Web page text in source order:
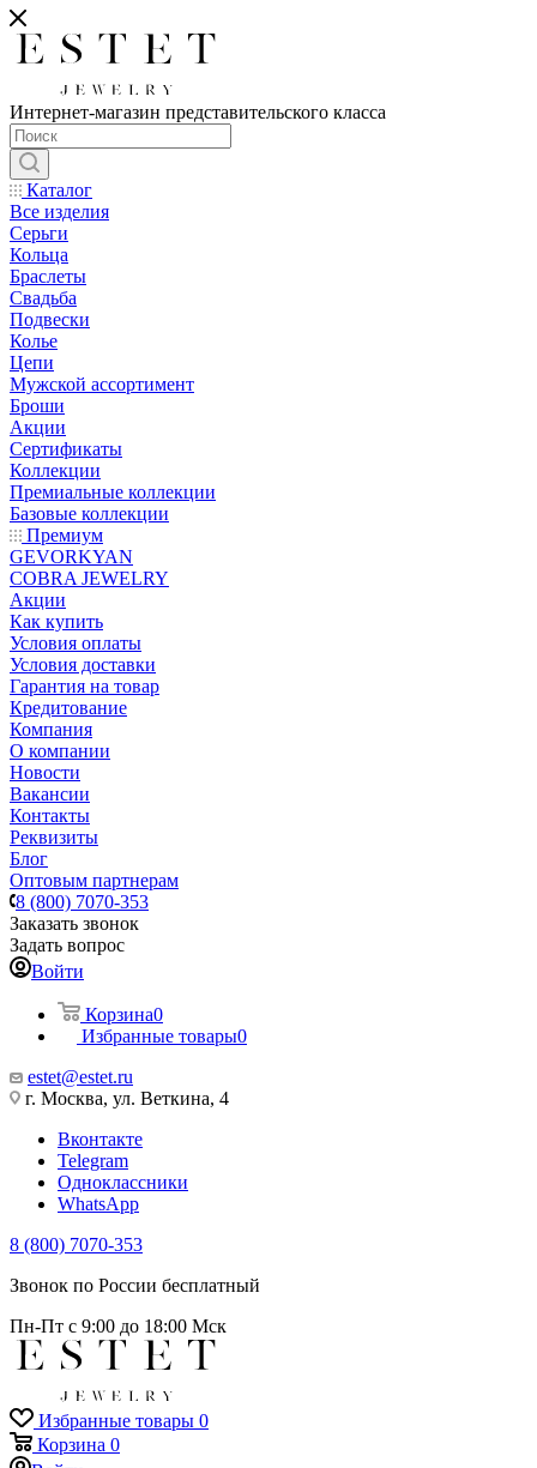
Интернет-магазин представительского класса
Каталог
Все изделия
Серьги
Кольца
Браслеты
Свадьба
Подвески
Колье
Цепи
Мужской ассортимент
Броши
Акции
Сертификаты
Коллекции
Премиальные коллекции
Базовые коллекции
Премиум
GEVORKYAN
COBRA JEWELRY
Акции
Как купить
Условия оплаты
Условия доставки
Гарантия на товар
Кредитование
Компания
О компании
Новости
Вакансии
Контакты
Реквизиты
Блог
Оптовым партнерам
8 (800) 7070-353
Заказать звонок
Задать вопрос
Войти
Корзина0
Избранные товары0
estet@estet.ru
г. Москва, ул. Веткина, 4
Вконтакте
Telegram
Одноклассники
WhatsApp
8 (800) 7070-353
Звонок по России бесплатный
Пн-Пт с 9:00 до 18:00 Мск
Избранные товары 0
Корзина 0